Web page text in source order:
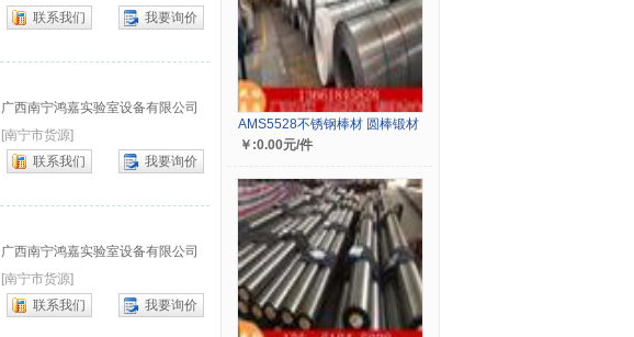
联系我们
我要询价
广西南宁鸿嘉实验室设备有限公司
[南宁市货源]
联系我们
我要询价
广西南宁鸿嘉实验室设备有限公司
[南宁市货源]
联系我们
我要询价
AMS5528不锈钢棒材 圆棒锻材
￥:0.00元/件